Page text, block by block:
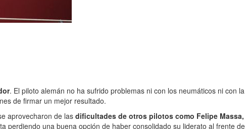
. El piloto alemán no ha sufrido problemas ni con los neumáticos ni con la
de firmar un mejor resultado.
aprovecharon de lasdificultades de otros pilotos como Felipe Massa,
perdiendo una buena opción de haber consolidado su liderato al frente de